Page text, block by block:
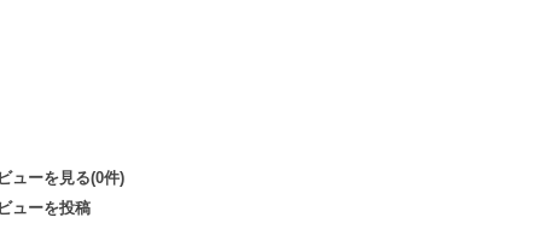
ューを見る(0件)
ューを投稿